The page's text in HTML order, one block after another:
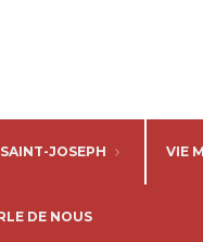
SAINT-JOSEPH VIE
DE NOUS